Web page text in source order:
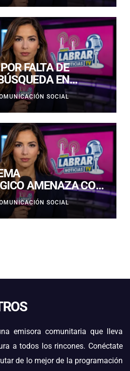
FALTA DE
EN
SE
DOMINGO
SOCIAL
AMENAZA CON
Y TORMENTAS
ATACAMA
SOCIAL
emisora comunitaria que lleva
a todos los rincones. Conéctate
de lo mejor de la programación